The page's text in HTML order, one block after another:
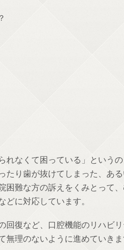
れなくて困っている」という
たり歯が抜けてしまった、あ
困難な方の訴えをくみとって
に対応しています。
回復など、口腔機能のリハビ
無理のないように進めていき